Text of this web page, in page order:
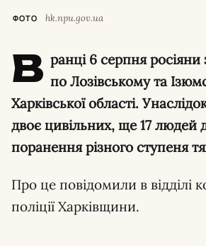
ФОТО hk.npu.gov.ua
В ранці 6 серпня росіяни
по Лозівському та
Харківської області.
двоє цивільних, ще 17 людей
поранення різного ступеня
Про це повідомили в відділі
поліції Харківщини.